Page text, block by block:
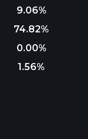
9.06%
74.82%
0.00%
1.56%